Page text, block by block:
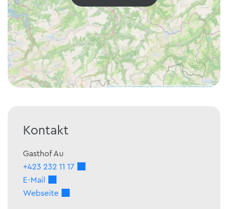
Kontakt
Gasthof Au
+423 232 11 17
E-Mail
Webseite